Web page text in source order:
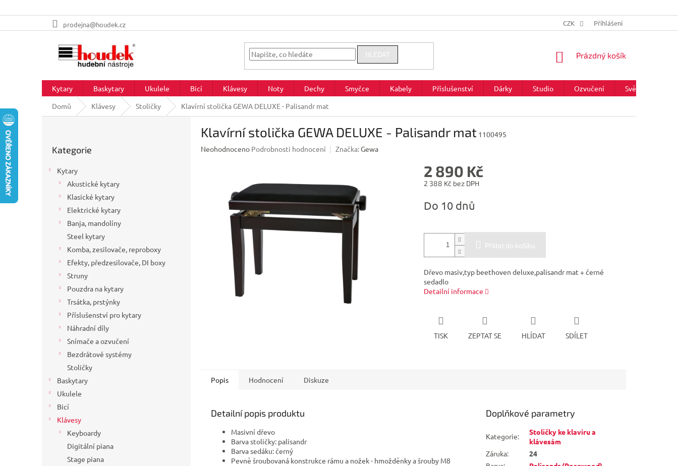
na
prodejna@houdek.cz CZK Přihlášení
HLEDAT
NÁKUPNÍ
Prázdný košík
Kytary Baskytary Ukulele Bicí Klávesy Noty Dechy Smyčce Kabely Příslušenství Dárky Studio Ozvučení Světla
Domů
Klávesy Stoličky Klavírní stolička GEWA DELUXE - Palisandr mat
kategorie
Kategorie
Kytary
Akustické kytary
Klasické kytary
Elektrické kytary
Banja, mandolíny
Steel kytary
Komba, zesilovače, reproboxy
Efekty, předzesilovače, DI boxy
Struny
Pouzdra na kytary
Trsátka, prstýnky
Příslušenství pro kytary
Náhradní díly
Snímače a ozvučení
Bezdrátové systémy
Stoličky
Baskytary
Ukulele
Bicí
Klávesy
Keyboardy
Digitální piana
Stage piana
Klavírní stolička GEWA DELUXE - Palisandr mat 1100495
Průměrné
hvězdiček.
Neohodnoceno Podrobnosti hodnocení Značka:Gewa
2 890 Kč
2 388 Kč bez DPH
cena:
Do 10 dnů
Přidat do košíku
Dřevo masiv,typ beethoven deluxe,palisandr mat + černé
sedadlo
Detailní informace
TISK ZEPTAT SE HLÍDAT SDÍLET
Popis Hodnocení Diskuze
Detailní popis produktu
Masivní dřevo
Barva stoličky: palisandr
Barva sedáku: černý
Pevně šroubovaná konstrukce rámu a nožek - hmožděnky a šrouby M8
Doplňkové parametry
Kategorie:
Stoličky ke klavíru a
klávesám
Záruka:
24